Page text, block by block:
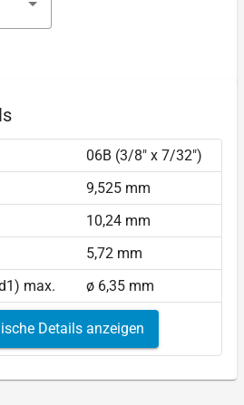
06B (3/8" x 7/32")
9,525 mm
10,24 mm
5,72 mm
max.
ø 6,35 mm
Details anzeigen